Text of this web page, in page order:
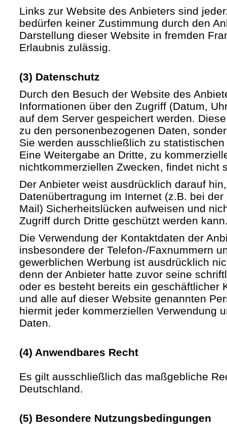
Links zur Website des Anbieters sind
bedürfen keiner Zustimmung durch den
Darstellung dieser Website in fremden
Erlaubnis zulässig.
(3) Datenschutz
Durch den Besuch der Website des
Informationen über den Zugriff (Datum,
auf dem Server gespeichert werden.
zu den personenbezogenen Daten,
Sie werden ausschließlich zu
Eine Weitergabe an Dritte, zu
nichtkommerziellen Zwecken, findet nicht
Der Anbieter weist ausdrücklich darauf
Datenübertragung im Internet (z.B. bei
Mail) Sicherheitslücken aufweisen und
Zugriff durch Dritte geschützt werden
Die Verwendung der Kontaktdaten der
insbesondere der Telefon-/Faxnummern
gewerblichen Werbung ist ausdrücklich
denn der Anbieter hatte zuvor seine
oder es besteht bereits ein geschäftlicher
und alle auf dieser Website genannten
hiermit jeder kommerziellen Verwendung
Daten.
(4) Anwendbares Recht
Es gilt ausschließlich das maßgebliche
Deutschland.
(5) Besondere Nutzungsbedingungen